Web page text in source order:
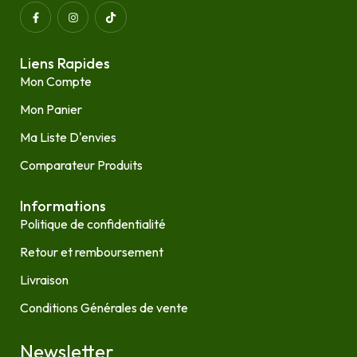
Liens Rapides
Mon Compte
Mon Panier
Ma Liste D'envies
Comparateur Produits
Informations
Politique de confidentialité
Retour et remboursement
Livraison
Conditions Générales de vente
Newsletter